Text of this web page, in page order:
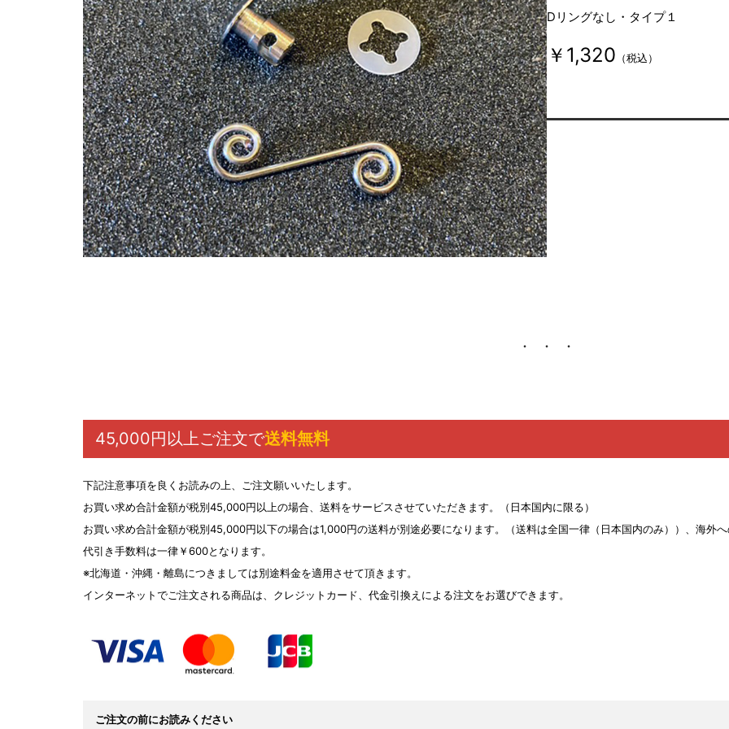
Dリングなし・タイプ１
￥1,320 （税込）
45,000円以上ご注文で送料無料
下記注意事項を良くお読みの上、ご注文願いいたします。
お買い求め合計金額が税別45,000円以上の場合、送料をサービスさせていただきます。（日本国内に限る）
お買い求め合計金額が税別45,000円以下の場合は1,000円の送料が別途必要になります。（送料は全国一律（日本国内のみ））、海外へ
代引き手数料は一律￥600となります。
※北海道・沖縄・離島につきましては別途料金を適用させて頂きます。
インターネットでご注文される商品は、クレジットカード、代金引換えによる注文をお選びできます。
ご注文の前にお読みください